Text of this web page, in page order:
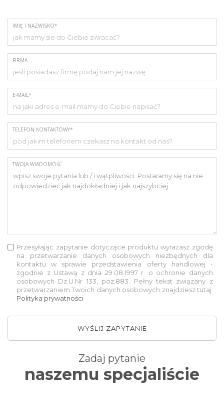
IMIĘ I NAZWISKO*
FIRMA
E-MAIL*
TELEFON KONTAKTOWY*
TWOJA WIADOMOŚĆ
Przesyłając zapytanie dotyczące produktu wyrażasz zgodę
na przetwarzanie danych osobowych niezbędnych dla
kontaktu w sprawie przedstawienia oferty handlowej -
zgodnie z Ustawą z dnia 29.08.1997 r. o ochronie danych
osobowych Dz.U.Nr 133, poz.883. Pełny tekst związany z
przetwarzaniem Twoich danych osobowych znajdziesz tutaj:
Polityka prywatności
WYŚLIJ ZAPYTANIE
Zadaj pytanie
naszemu specjaliście